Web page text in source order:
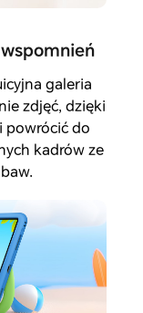
galeria
zdjęć, dzięki
powrócić do
kadrów ze